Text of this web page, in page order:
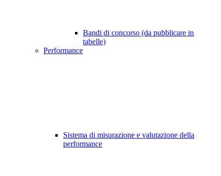
Bandi di concorso (da pubblicare in
tabelle)
Performance
Sistema di misurazione e valutazione della
performance